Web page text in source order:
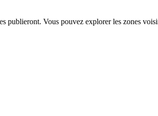
publieront. Vous pouvez explorer les zones